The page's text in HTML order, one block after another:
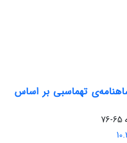
تهماسبی بر اساس
65-76